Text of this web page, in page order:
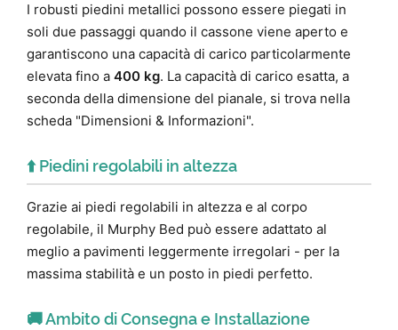
I robusti piedini metallici possono essere piegati in
soli due passaggi quando il cassone viene aperto e
garantiscono una capacità di carico particolarmente
elevata fino a 400 kg. La capacità di carico esatta, a
seconda della dimensione del pianale, si trova nella
scheda "Dimensioni & Informazioni".
⬆️ Piedini regolabili in altezza
Grazie ai piedi regolabili in altezza e al corpo
regolabile, il Murphy Bed può essere adattato al
meglio a pavimenti leggermente irregolari - per la
massima stabilità e un posto in piedi perfetto.
🚚 Ambito di Consegna e Installazione